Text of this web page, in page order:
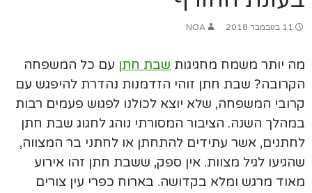
11 בנובמבר 2018 NOA
מה יותר משמח מחגיגות שבת חתן עם כל המשפחה
הקרובה? שבת חתן זוהי הזדמנות נהדרת להיפגש עם
קרובי המשפחה, שלא יוצא לכולנו לפגוש פעמים רבות
במהלך השנה. הציבור המסורתי נוהג לחגוג שבת חתן
לחתנים, אשר עתידים להתחתן או לחתני בר המצווה,
שהגיעו לגיל מצוות. אין ספק, ששבת חתן זהו אירוע
מאוד מרגש ומלא בקדושה. בארוח כפרי עין צורים